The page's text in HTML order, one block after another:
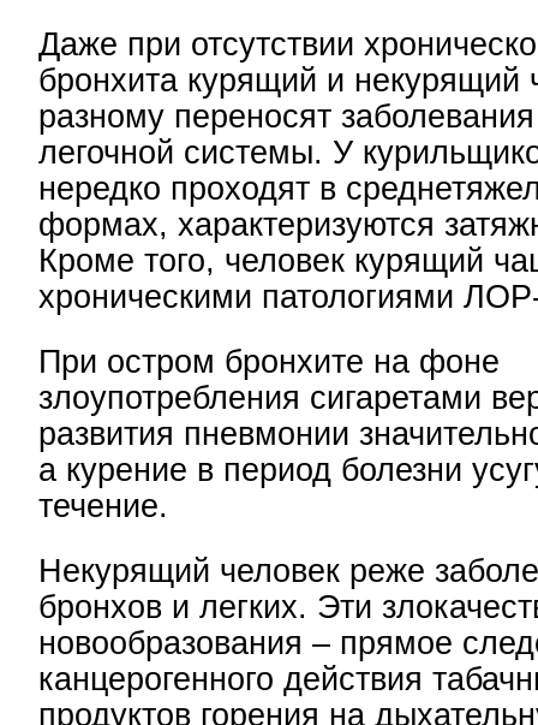
Даже при отсутствии
бронхита курящий и некурящий
разному переносят
легочной системы. У
нередко проходят в
формах, характеризуются
Кроме того, человек курящий
хроническими патологиями
При остром бронхите на фоне
злоупотребления сигаретами
развития пневмонии
а курение в период болезни
течение.
Некурящий человек реже
бронхов и легких. Эти
новообразования – прямое
канцерогенного действия
продуктов горения на